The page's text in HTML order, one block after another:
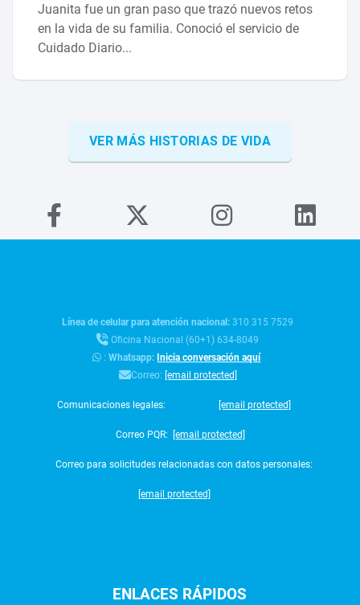
Juanita fue un gran paso que trazó nuevos retos
en la vida de su familia. Conoció el servicio de
Cuidado Diario...
VER MÁS HISTORIAS DE VIDA
Línea de celular para atención nacional:310 315 7529
Oficina Nacional (60+1) 634-8049
:Whatsapp: Inicia conversación aquí
Correo: [email protected]
Comunicaciones legales: [email protected]
Correo PQR: [email protected]
Correo para solicitudes relacionadas con datos personales:
[email protected]
ENLACES RÁPIDOS